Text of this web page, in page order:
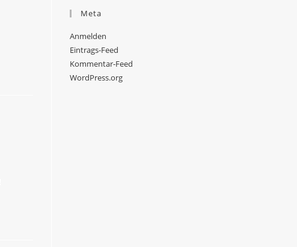
Meta
Anmelden
Eintrags-Feed
Kommentar-Feed
WordPress.org